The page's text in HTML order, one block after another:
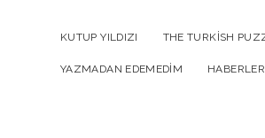
KUTUP YILDIZI THE TURKISH
YAZMADAN EDEMEDIM